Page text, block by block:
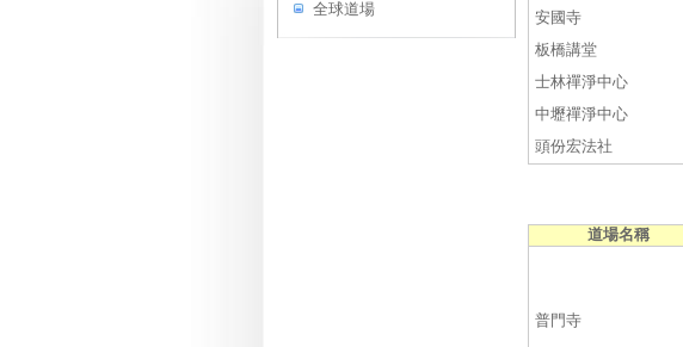
全球道場
安國寺
板橋講堂
士林禪淨中心
中壢禪淨中心
頭份宏法社
道場名稱
普門寺